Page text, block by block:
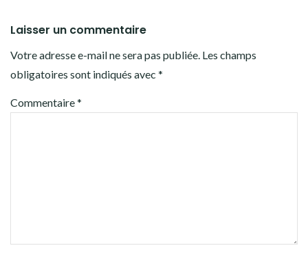
Laisser un commentaire
Votre adresse e-mail ne sera pas publiée. Les champs
obligatoires sont indiqués avec *
Commentaire*